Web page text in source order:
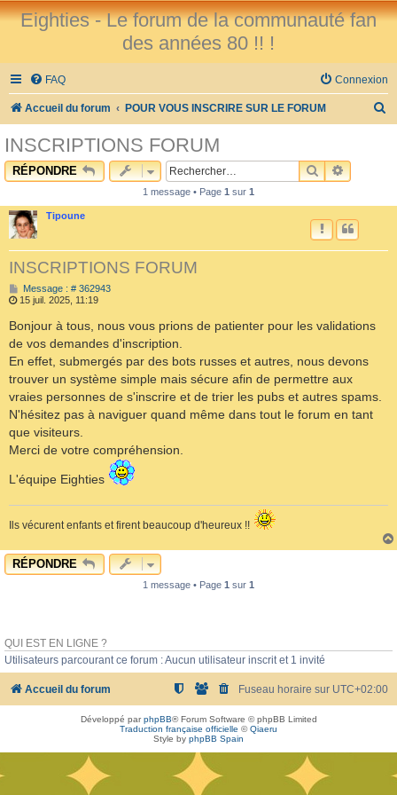
Eighties - Le forum de la communauté fan
des années 80 !! !
FAQ Connexion
Accueil du forum POUR VOUS INSCRIRE SUR LE FORUM
INSCRIPTIONS FORUM
RÉPONDRE
1 message • Page 1 sur 1
Tipoune
INSCRIPTIONS FORUM
Message : # 362943M
s
a
g
e
15 juil. 2025, 11:19
Bonjour à tous, nous vous prions de patienter pour les validations
de vos demandes d'inscription.
En effet, submergés par des bots russes et autres, nous devons
trouver un système simple mais sécure afin de permettre aux
vraies personnes de s'inscrire et de trier les pubs et autres spams.
N'hésitez pas à naviguer quand même dans tout le forum en tant
que visiteurs.
Merci de votre compréhension.
L'équipe Eighties
Ils vécurent enfants et firent beaucoup d'heureux !!
RÉPONDRE
1 message • Page 1 sur 1
QUI EST EN LIGNE ?
Utilisateurs parcourant ce forum : Aucun utilisateur inscrit et 1 invité
Accueil du forum Fuseau horaire sur UTC+02:00
Développé parphpBB® Forum Software © phpBB Limited
Traduction française officielle ©Qiaeru
Style by phpBB Spain